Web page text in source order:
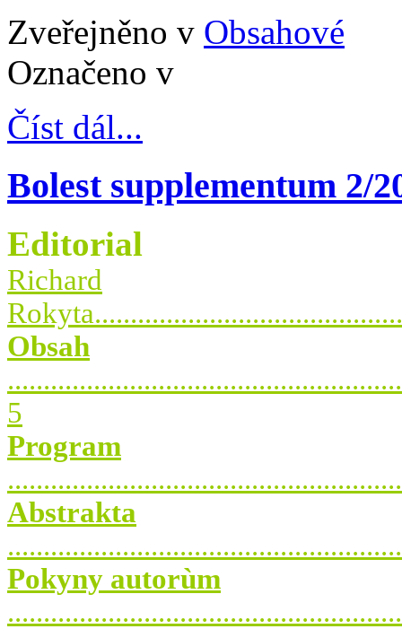
Zveřejněno v Obsahové
Označeno v
Číst dál...
Bolest supplementum 2/
Editorial
Richard
Obsah
5
Program
Abstrakta
Pokyny autorùm